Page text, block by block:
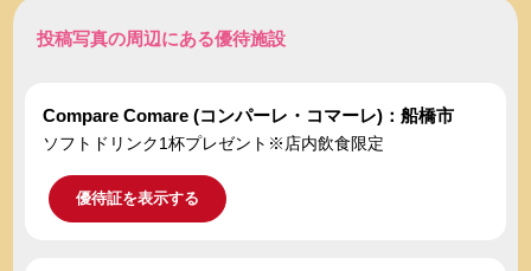
投稿写真の周辺にある優待施設
Compare Comare (コンパーレ・コマーレ)：船橋市
ソフトドリンク1杯プレゼント※店内飲食限定
優待証を表示する